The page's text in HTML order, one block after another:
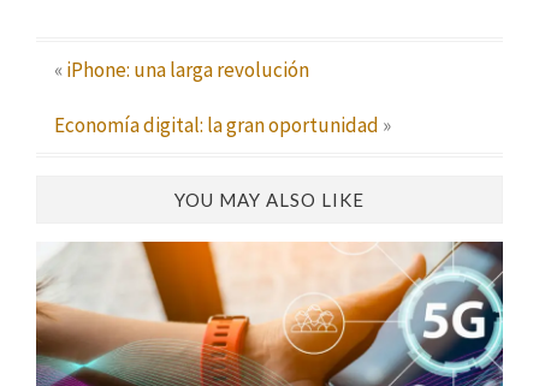
«iPhone: una larga revolución
Economía digital: la gran oportunidad »
YOU MAY ALSO LIKE